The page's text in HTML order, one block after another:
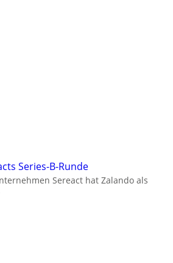
Series-B-Runde
Sereact hat Zalando als